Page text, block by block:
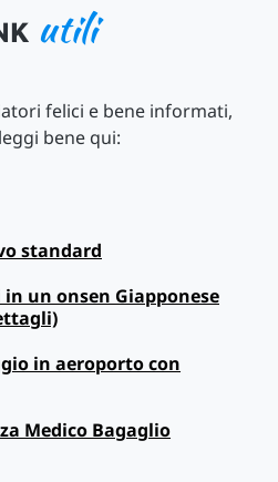
utili
felici e bene informati,
bene qui:
standard
un onsen Giapponese
in aeroporto con
Medico Bagaglio